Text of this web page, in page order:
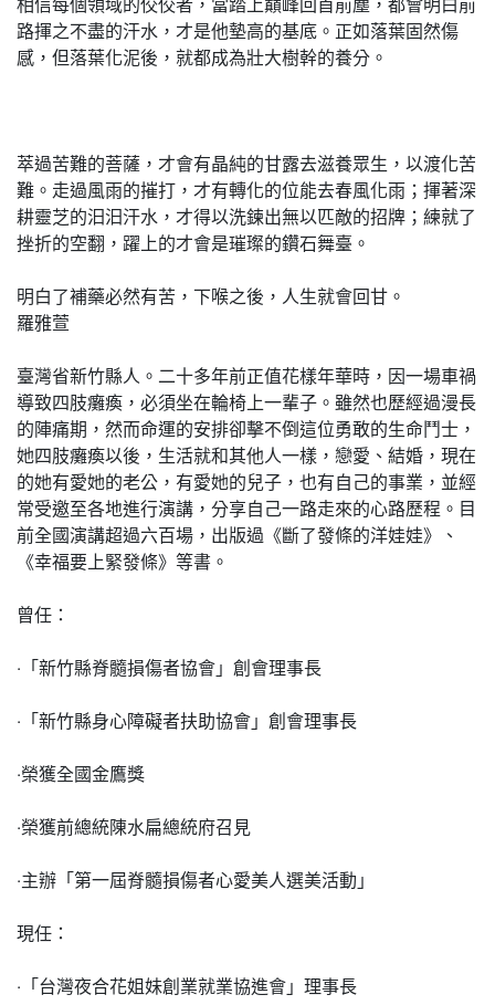
路揮之不盡的汗水，才是他墊高的基底。正如落葉固然傷
感，但落葉化泥後，就都成為壯大樹幹的養分。
萃過苦難的菩薩，才會有晶純的甘露去滋養眾生，以渡化苦
難。走過風雨的摧打，才有轉化的位能去春風化雨；揮著深
耕靈芝的汩汩汗水，才得以洗鍊出無以匹敵的招牌；練就了
挫折的空翻，躍上的才會是璀璨的鑽石舞臺。
明白了補藥必然有苦，下喉之後，人生就會回甘。
羅雅萱
臺灣省新竹縣人。二十多年前正值花樣年華時，因一場車禍
導致四肢癱瘓，必須坐在輪椅上一輩子。雖然也歷經過漫長
的陣痛期，然而命運的安排卻擊不倒這位勇敢的生命鬥士，
她四肢癱瘓以後，生活就和其他人一樣，戀愛、結婚，現在
的她有愛她的老公，有愛她的兒子，也有自己的事業，並經
常受邀至各地進行演講，分享自己一路走來的心路歷程。目
前全國演講超過六百場，出版過《斷了發條的洋娃娃》、
《幸福要上緊發條》等書。
曾任：
‧「新竹縣脊髓損傷者協會」創會理事長
‧「新竹縣身心障礙者扶助協會」創會理事長
‧榮獲全國金鷹獎
‧榮獲前總統陳水扁總統府召見
‧主辦「第一屆脊髓損傷者心愛美人選美活動」
現任：
‧「台灣夜合花姐妹創業就業協進會」理事長